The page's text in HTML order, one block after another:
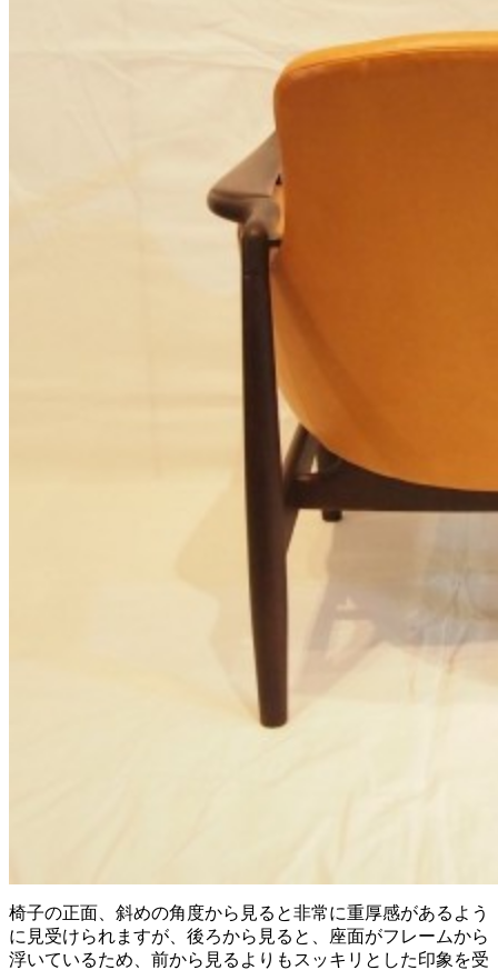
椅子の正面、斜めの角度から見ると非常に重厚感があるよう
に見受けられますが、後ろから見ると、座面がフレームから
浮いているため、前から見るよりもスッキリとした印象を受